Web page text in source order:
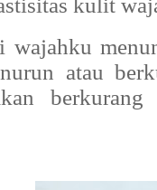
kulit
wajahku
atau